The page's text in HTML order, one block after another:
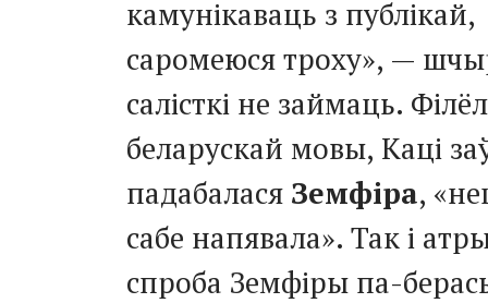
камунікаваць з публікай,
саромеюся троху», —
салісткі не займаць.
беларускай мовы, Каці
падабалася Земфіра,
сабе напявала». Так і
спроба Земфіры па-